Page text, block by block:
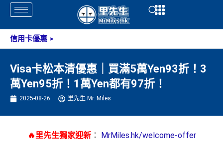
Skip
content
Open
信用卡優惠 >
Visa卡松本清優惠｜買滿5萬Yen93折！3
萬Yen95折！1萬Yen都有97折！
2025-08-26 里先生 Mr. Miles
🔥里先生獨家迎新： MrMiles.hk/welcome-offer